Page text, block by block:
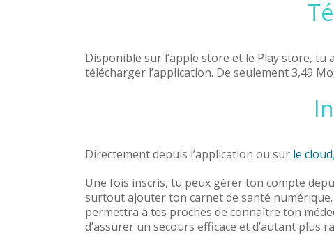
Disponible sur l’apple store et le Play store,
télécharger l’application. De seulement 3,49
Directement depuis l’application ou sur le cloud,
Une fois inscris, tu peux gérer ton compte
surtout ajouter ton carnet de santé
permettra à tes proches de connaître ton
d’assurer un secours efficace et d’autant plus